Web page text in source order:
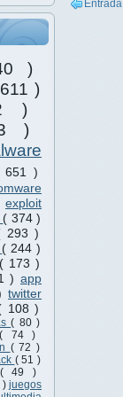
)
)
)
)
651 )
exploit
( 374 )
293 )
( 244 )
( 173 )
) app
)twitter
108 )
( 80 )
( 74 )
( 72 )
( 51 )
( 49 )
) juegos